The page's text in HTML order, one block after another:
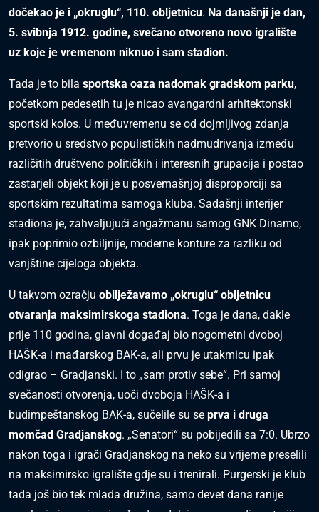
dočekao je i „okruglu“, 110. obljetnicu. Na današnji je dan,
5. svibnja 1912. godine, svečano otvoreno novo igralište
uz koje je vremenom niknuo i sam stadion.
Tada je to bila sportska oaza nadomak gradskom parku,
početkom pedesetih tu je nicao avangardni arhitektonski
sportski kolos. U međuvremenu se od dojmljivog zdanja
pretvorio u sredstvo populističkih nadmudrivanja između
različitih društveno političkih i interesnih grupacija i postao
zastarjeli objekt koji je u posvemašnjoj disproporciji sa
sportskim rezultatima samoga kluba. Sadašnji interijer
stadiona je, zahvaljujući angažmanu samog GNK Dinamo,
ipak poprimio ozbiljnije, moderne konture za razliku od
vanjštine cijeloga objekta.
U takvom ozračju obilježavamo „okruglu“ obljetnicu
otvaranja maksimirskoga stadiona. Toga je dana, dakle
prije 110 godina, glavni događaj bio nogometni dvoboj
HAŠK-a i mađarskog BAK-a, ali prvu je utakmicu ipak
odigrao – Gradjanski. I to „sam protiv sebe“. Pri samoj
svečanosti otvorenja, uoči dvoboja HAŠK-a i
budimpeštanskog BAK-a, sučelile su se prva i druga
momčad Gradjanskog. „Senatori“ su pobijedili sa 7:0. Ubrzo
nakon toga i igrači Gradjanskog na neko su vrijeme preselili
na maksimirsko igralište gdje su i trenirali. Purgerski je klub
tada još bio tek mlada družina, samo devet dana ranije